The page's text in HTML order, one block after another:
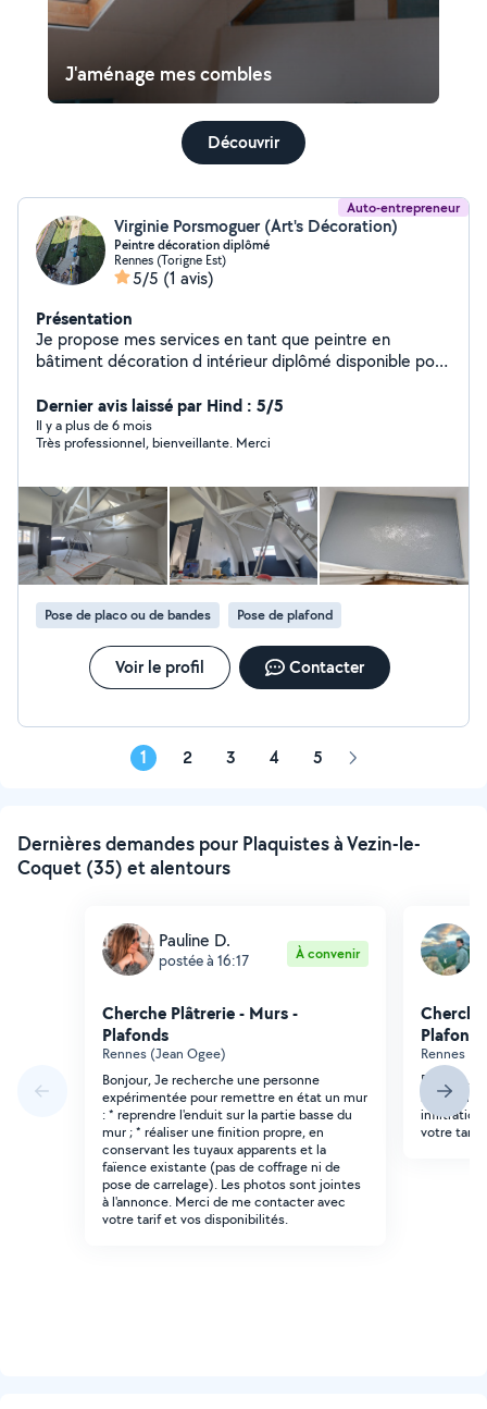
J'aménage mes combles
Découvrir
Auto-entrepreneur
Virginie Porsmoguer (Art's Décoration)
Peintre décoration diplômé
Rennes (Torigne Est)
5/5 (1 avis)
Présentation
Je propose mes services en tant que peintre en
bâtiment décoration d intérieur diplômé disponible pour
peint toile de verre ect n hésité pas à me contacter
Dernier avis laissé par Hind : 5/5
Il y a plus de 6 mois
Très professionnel, bienveillante. Merci
Pose de placo ou de bandes Pose de plafond
Voir le profil Contacter
1 2 3 4 5 Page
Dernières demandes pour Plaquistes à Vezin-le-
Coquet (35) et alentours
Pauline D.
postée à 16:17 À convenir
Cherche Plâtrerie - Murs -
Plafonds
Rennes (Jean Ogee)
Bonjour, Je recherche une personne
expérimentée pour remettre en état un mur
: * reprendre l'enduit sur la partie basse du
mur ; * réaliser une finition propre, en
conservant les tuyaux apparents et la
faïence existante (pas de coffrage ni de
pose de carrelage). Les photos sont jointes
à l'annonce. Merci de me contacter avec
votre tarif et vos disponibilités.
Plafonds
Rennes
Bonjour,
refaire un
infiltration
votre tarif